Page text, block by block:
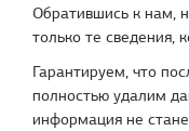
Обратившись к нам,
только те сведения,
Гарантируем, что
полностью удалим
информация не